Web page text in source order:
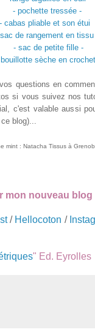
- pochette tressée -
- cabas pliable et son étui
de rangement en
- sac de petite fille -
sèche en
questions en
si vous suivez nos
c'est valable aussi
blog)...
mint : Natacha Tissus à
mon nouveau blog
/ Hellocoton /
" Ed. Eyrolles